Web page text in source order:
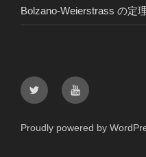
Bolzano-Weierstrass の定
Twitter youtube
Proudly powered by